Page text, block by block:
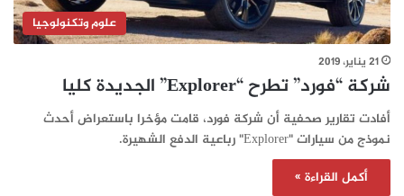
علوم وتكنولوجيا
21 يناير، 2019
شركة “فورد” تطرح “Explorer” الجديدة كليا
أفادت تقارير صحفية أن شركة فورد، قامت مؤخرا باستعراض أحدث
نموذج من سيارات "Explorer" رباعية الدفع الشهيرة.
أكمل القراءة »